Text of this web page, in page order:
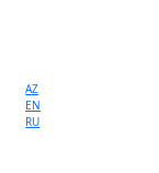
AZ
EN
RU